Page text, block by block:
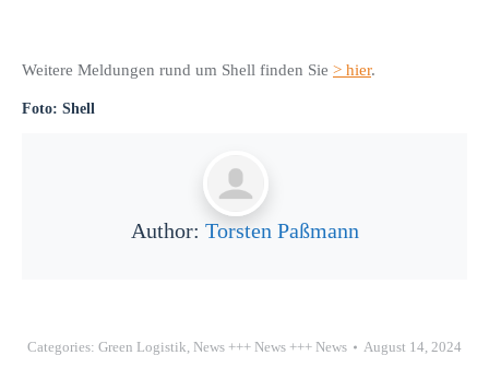
Weitere Meldungen rund um Shell finden Sie > hier.
Foto: Shell
Author: Torsten Paßmann
Categories: Green Logistik, News +++ News +++ News August 14, 2024